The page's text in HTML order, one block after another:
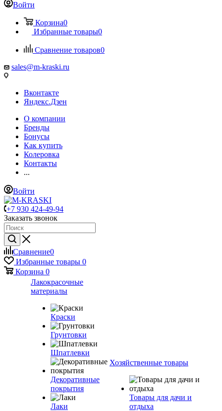
Войти
Корзина0
Избранные товары0
Сравнение товаров0
sales@m-kraski.ru
Вконтакте
Яндекс.Дзен
О компании
Бренды
Бонусы
Как купить
Колеровка
Контакты
...
Войти
+7 930 424-49-94
Заказать звонок
Сравнение0
Избранные товары 0
Корзина 0
Лакокрасочные
материалы
Краски
Грунтовки
Шпатлевки
Декоративные
покрытия
Лаки
Хозяйственные товары
Товары для дачи и
отдыха